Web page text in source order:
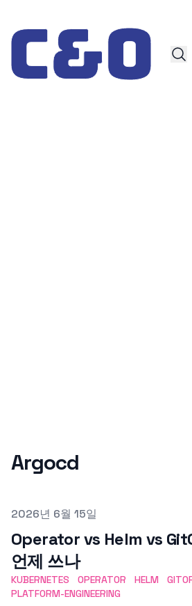
Argocd
Published on
2026년 6월 15일
Operator vs Helm vs
언제 쓰나
KUBERNETES OPERATOR HELM
PLATFORM-ENGINEERING